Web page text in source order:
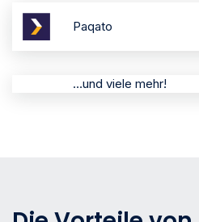
Paqato
…und viele mehr!